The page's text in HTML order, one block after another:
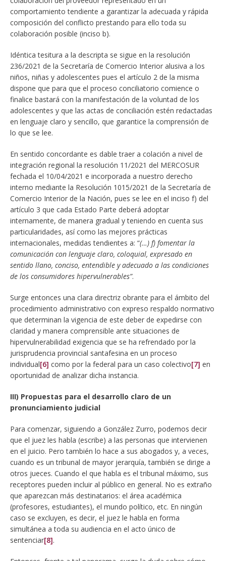
comportamiento tendiente a garantizar la adecuada y rápida
composición del conflicto prestando para ello toda su
colaboración posible (inciso b).
Idéntica tesitura a la descripta se sigue en la resolución
236/2021 de la Secretaría de Comercio Interior alusiva a los
niños, niñas y adolescentes pues el artículo 2 de la misma
dispone que para que el proceso conciliatorio comience o
finalice bastará con la manifestación de la voluntad de los
adolescentes y que las actas de conciliación estén redactadas
en lenguaje claro y sencillo, que garantice la comprensión de
lo que se lee.
En sentido concordante es dable traer a colación a nivel de
integración regional la resolución 11/2021 del MERCOSUR
fechada el 10/04/2021 e incorporada a nuestro derecho
interno mediante la Resolución 1015/2021 de la Secretaría de
Comercio Interior de la Nación, pues se lee en el inciso f) del
artículo 3 que cada Estado Parte deberá adoptar
internamente, de manera gradual y teniendo en cuenta sus
particularidades, así como las mejores prácticas
internacionales, medidas tendientes a: “(…) f) fomentar la
comunicación con lenguaje claro, coloquial, expresado en
sentido llano, conciso, entendible y adecuado a las condiciones
de los consumidores hipervulnerables”.
Surge entonces una clara directriz obrante para el ámbito del
procedimiento administrativo con expreso respaldo normativo
que determinan la vigencia de este deber de expedirse con
claridad y manera comprensible ante situaciones de
hipervulnerabilidad exigencia que se ha refrendado por la
jurisprudencia provincial santafesina en un proceso
individual[6] como por la federal para un caso colectivo[7] en
oportunidad de analizar dicha instancia.
III) Propuestas para el desarrollo claro de un
pronunciamiento judicial
Para comenzar, siguiendo a González Zurro, podemos decir
que el juez les habla (escribe) a las personas que intervienen
en el juicio. Pero también lo hace a sus abogados y, a veces,
cuando es un tribunal de mayor jerarquía, también se dirige a
otros jueces. Cuando el que habla es el tribunal máximo, sus
receptores pueden incluir al público en general. No es extraño
que aparezcan más destinatarios: el área académica
(profesores, estudiantes), el mundo político, etc. En ningún
caso se excluyen, es decir, el juez le habla en forma
simultánea a toda su audiencia en el acto único de
sentenciar[8].